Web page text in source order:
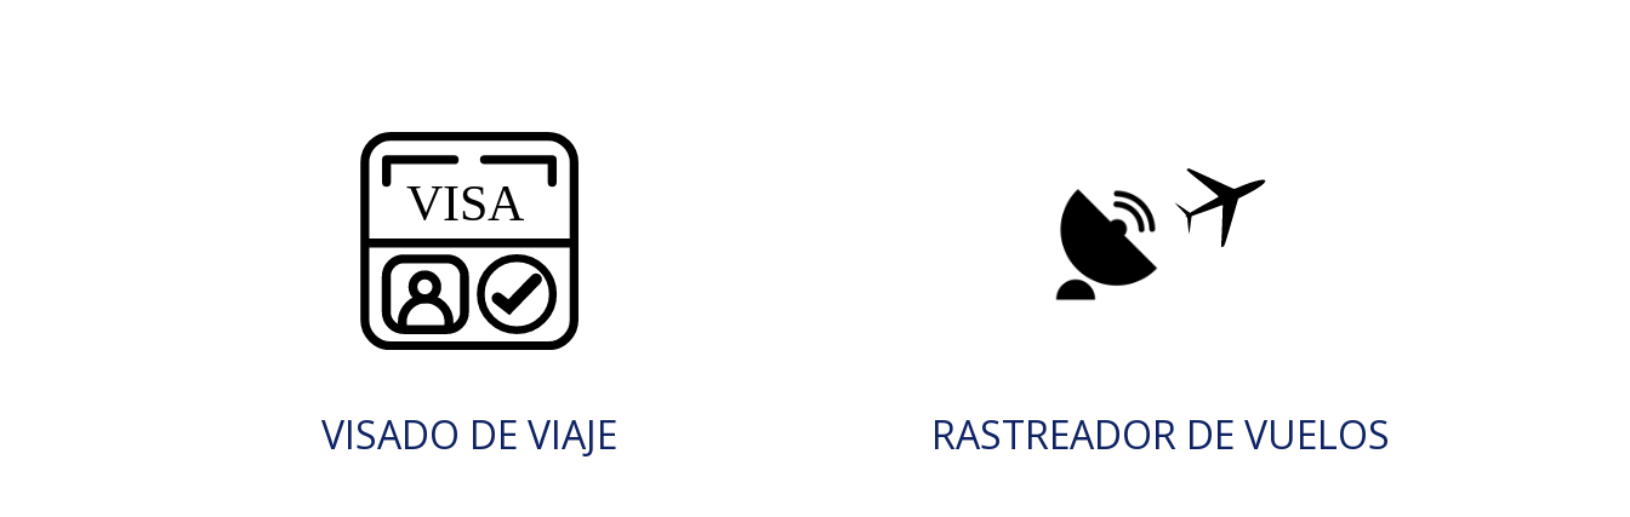
VISADO DE VIAJE RASTREADOR DE VUELOS